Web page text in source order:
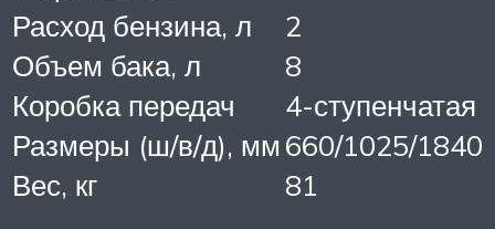
Расход бензина, л
2
Объем бака, л
8
Коробка передач
4-ступенчатая
Размеры (ш/в/д), мм 660/1025/1840
Вес, кг
81